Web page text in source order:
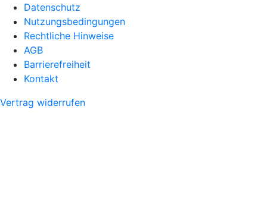
Datenschutz
Nutzungsbedingungen
Rechtliche Hinweise
AGB
Barrierefreiheit
Kontakt
Vertrag widerrufen